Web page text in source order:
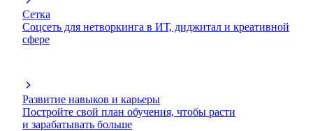
Сетка
Соцсеть для нетворкинга в ИТ, диджитал и креативной
сфере
Развитие навыков и карьеры
Постройте свой план обучения, чтобы расти
и зарабатывать больше